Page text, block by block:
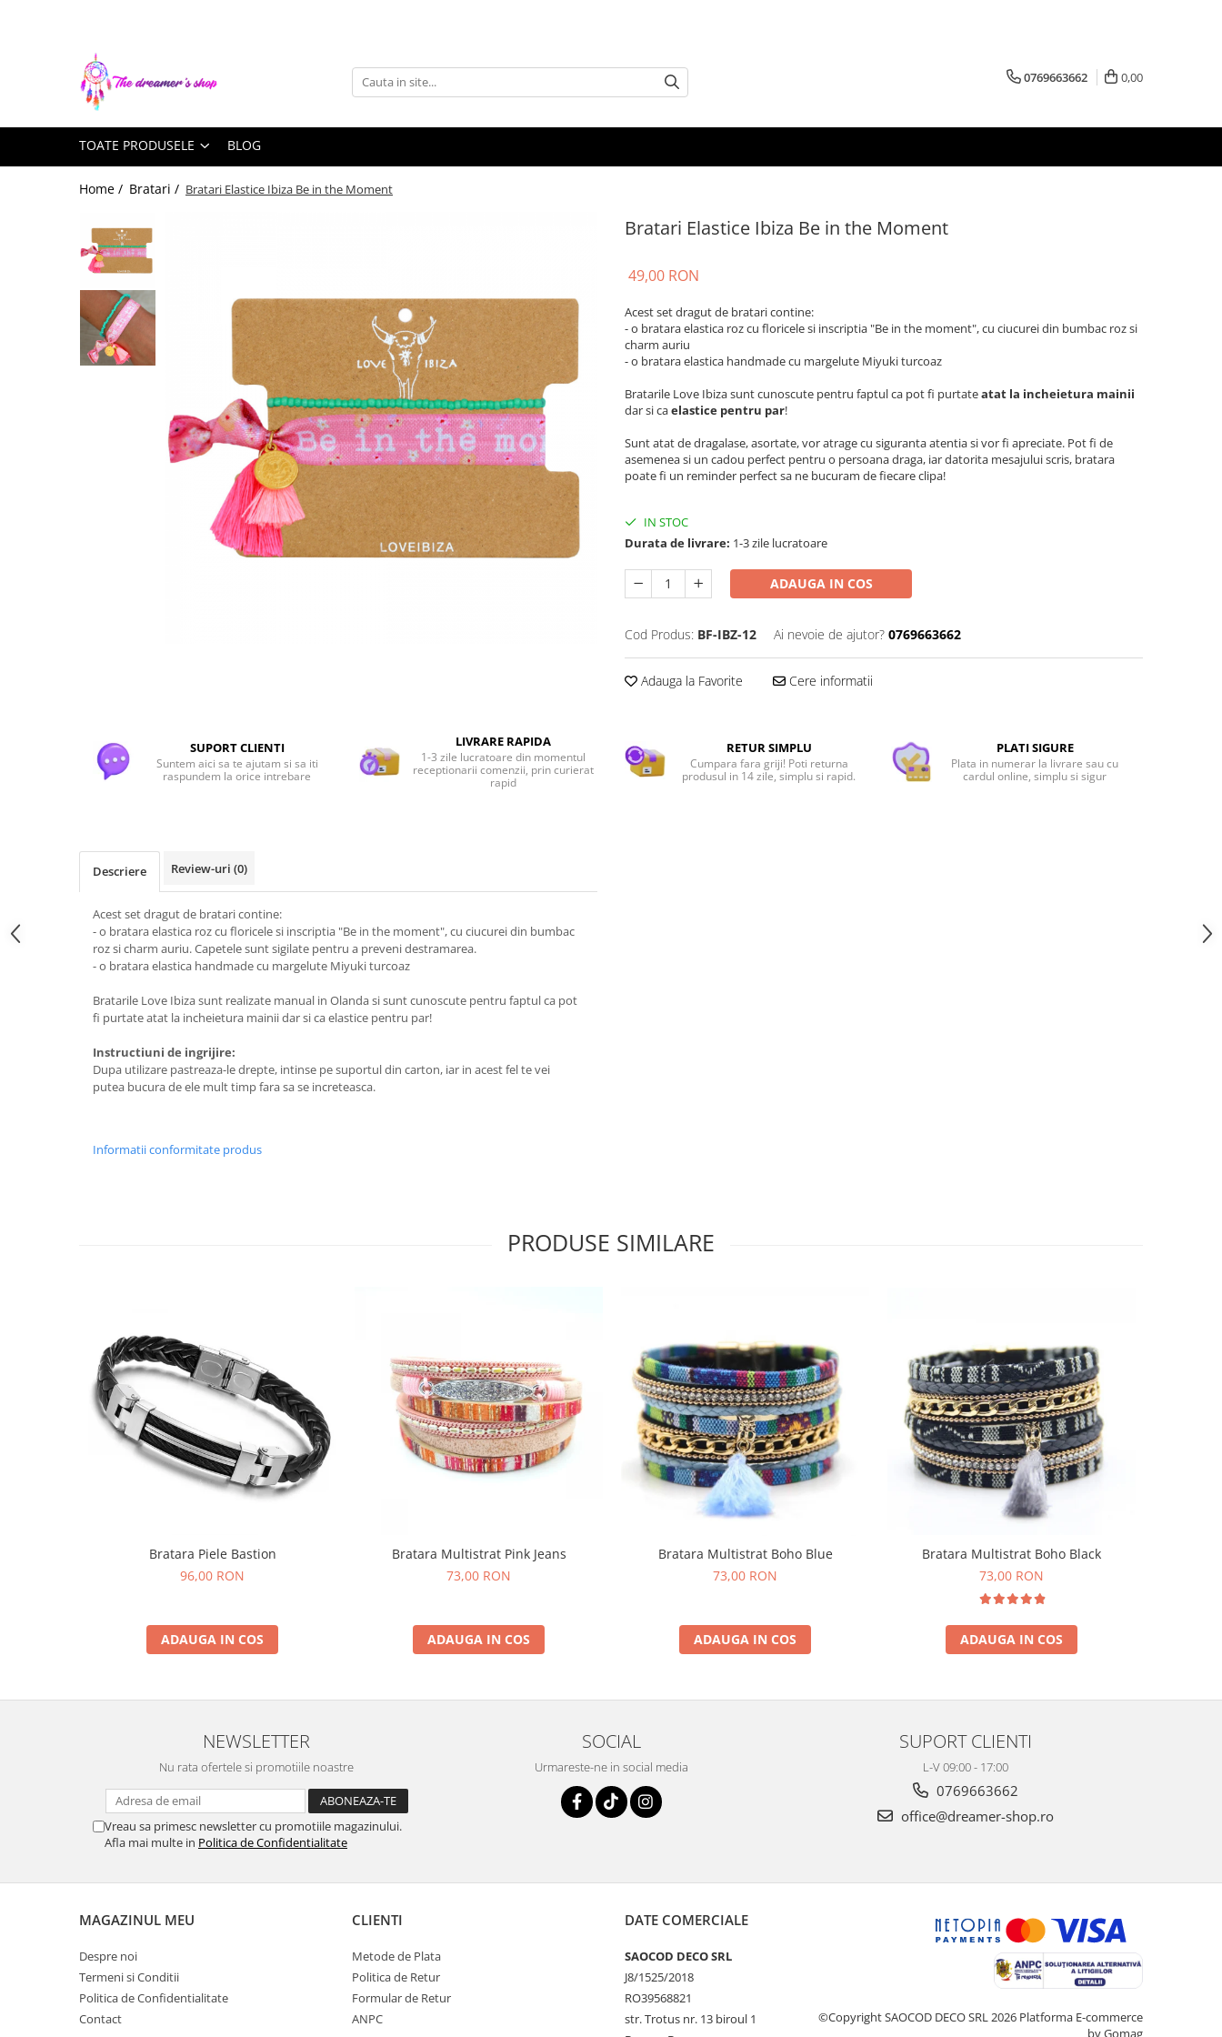
Toate Produsele
Dreamcatchers
Pentru masina
Bratari pentru EA
Bijuterii Aromaterapie
Coliere Aromaterapie
Bratari Aromaterapie
0769663662 0,00
TOATE PRODUSELE BLOG
Home / Bratari / Bratari Elastice Ibiza Be in the Moment
Bratari Elastice Ibiza Be in the Moment
49,00 RON
Acest set dragut de bratari contine:
- o bratara elastica roz cu floricele si inscriptia "Be in the moment", cu ciucurei din bumbac roz si
charm auriu
- o bratara elastica handmade cu margelute Miyuki turcoaz
Bratarile Love Ibiza sunt cunoscute pentru faptul ca pot fi purtateatat la incheietura mainii
dar si caelastice pentru par!
Sunt atat de dragalase, asortate, vor atrage cu siguranta atentia si vor fi apreciate. Pot fi de
asemenea si un cadou perfect pentru o persoana draga, iar datorita mesajului scris, bratara
poate fi un reminder perfect sa ne bucuram de fiecare clipa!
IN STOC
Durata de livrare: 1-3 zile lucratoare
ADAUGA IN COS
Cod Produs: BF-IBZ-12 Ai nevoie de ajutor? 0769663662
Adauga la Favorite Cere informatii
SUPORT CLIENTI
Suntem aici sa te ajutam si sa iti
raspundem la orice intrebare
LIVRARE RAPIDA
1-3 zile lucratoare din momentul
receptionarii comenzii, prin curierat
rapid
RETUR SIMPLU
Cumpara fara griji! Poti returna
produsul in 14 zile, simplu si rapid.
PLATI SIGURE
Plata in numerar la livrare sau cu
cardul online, simplu si sigur
Descriere Review-uri (0)
Acest set dragut de bratari contine:
- o bratara elastica roz cu floricele si inscriptia "Be in the moment", cu ciucurei din bumbac
roz si charm auriu. Capetele sunt sigilate pentru a preveni destramarea.
- o bratara elastica handmade cu margelute Miyuki turcoaz
Bratarile Love Ibiza sunt realizate manual in Olanda si sunt cunoscute pentru faptul ca pot
fi purtate atat la incheietura mainii dar si ca elastice pentru par!
Instructiuni de ingrijire:
Dupa utilizare pastreaza-le drepte, intinse pe suportul din carton, iar in acest fel te vei
putea bucura de ele mult timp fara sa se increteasca.
Informatii conformitate produs
PRODUSE SIMILARE
Bratara Piele Bastion
96,00 RON
ADAUGA IN COS
Bratara Multistrat Pink Jeans
73,00 RON
ADAUGA IN COS
Bratara Multistrat Boho Blue
73,00 RON
ADAUGA IN COS
Bratara Multistrat Boho Black
73,00 RON
ADAUGA IN COS
NEWSLETTER
Nu rata ofertele si promotiile noastre
Vreau sa primesc newsletter cu promotiile magazinului.
Afla mai multe in Politica de Confidentialitate
SOCIAL
Urmareste-ne in social media
SUPORT CLIENTI
L-V 09:00 - 17:00
0769663662
office@dreamer-shop.ro
MAGAZINUL MEU
Despre noi
Termeni si Conditii
Politica de Confidentialitate
Contact
CLIENTI
Metode de Plata
Politica de Retur
Formular de Retur
ANPC
DATE COMERCIALE
SAOCOD DECO SRL
J8/1525/2018
RO39568821
str. Trotus nr. 13 biroul 1
©Copyright SAOCOD DECO SRL 2026 Platforma E-commerce
by Gomag